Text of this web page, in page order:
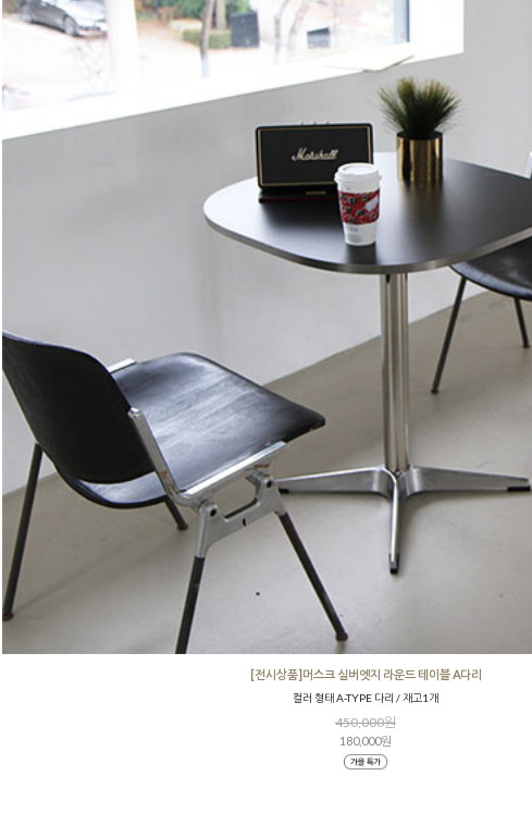
[전시상품]머스크 실버엣지 라운드 테이블 A다리
컬러 형태 A-TYPE 다리 / 재고1개
450,000원
180,000원